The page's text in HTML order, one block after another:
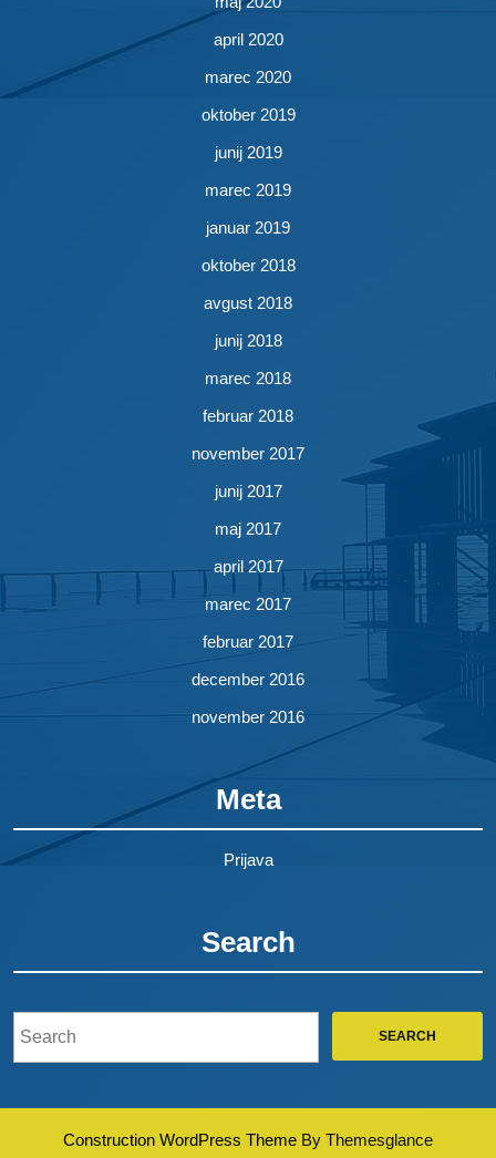
april 2020
marec 2020
oktober 2019
junij 2019
marec 2019
januar 2019
oktober 2018
avgust 2018
junij 2018
marec 2018
februar 2018
november 2017
junij 2017
maj 2017
april 2017
marec 2017
februar 2017
december 2016
november 2016
Meta
Prijava
Search
Construction WordPress Theme By Themesglance